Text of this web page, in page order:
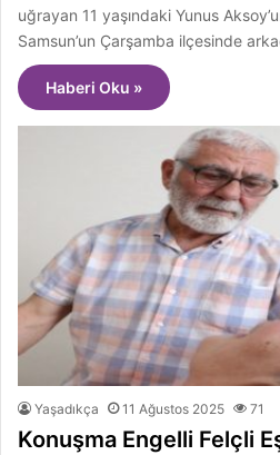
uğrayan 11 yaşındaki Yunus
Samsun’un Çarşamba ilçesinde
Haberi Oku »
Yaşadıkça 11 Ağustos 2025 71
Konuşma Engelli Felçli